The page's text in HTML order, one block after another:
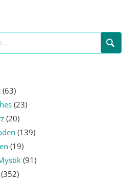
(63)
(23)
(20)
(139)
(19)
(91)